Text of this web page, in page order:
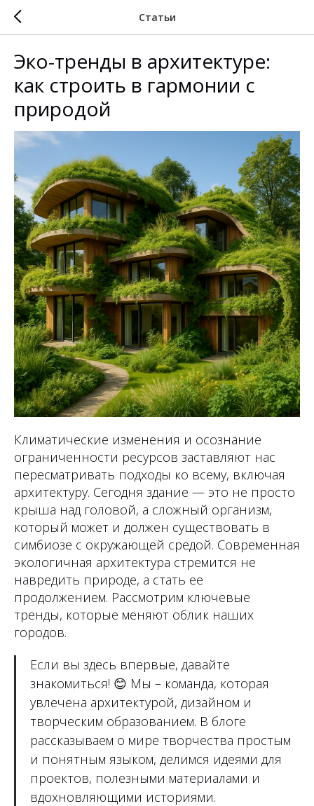
Статьи
Эко-тренды в архитектуре:
как строить в гармонии с
природой
Климатические изменения и осознание
ограниченности ресурсов заставляют нас
пересматривать подходы ко всему, включая
архитектуру. Сегодня здание — это не просто
крыша над головой, а сложный организм,
который может и должен существовать в
симбиозе с окружающей средой. Современная
экологичная архитектура стремится не
навредить природе, а стать ее
продолжением. Рассмотрим ключевые
тренды, которые меняют облик наших
городов.
Если вы здесь впервые, давайте
знакомиться! 😊 Мы – команда, которая
увлечена архитектурой, дизайном и
творческим образованием. В блоге
рассказываем о мире творчества простым
и понятным языком, делимся идеями для
проектов, полезными материалами и
вдохновляющими историями.